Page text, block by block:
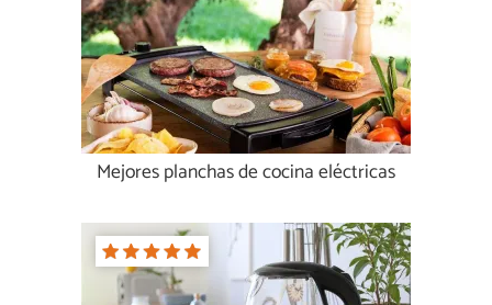
Mejores planchas de cocina eléctricas